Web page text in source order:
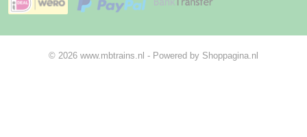
© 2026 www.mbtrains.nl - Powered by Shoppagina.nl